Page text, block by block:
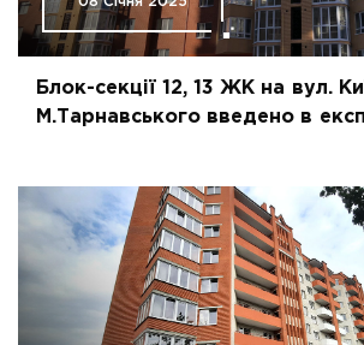
Блок-секції 12, 13 ЖК на вул.
М.Тарнавського введено в